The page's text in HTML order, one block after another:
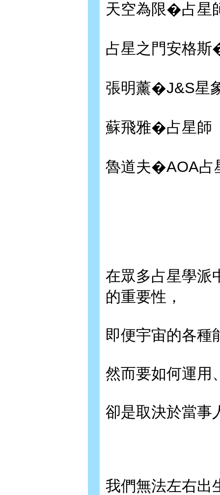
天空為限�占星
占星之門安格
張明薰�J&S星
蘇飛雅�占星師
魯道夫�AOA占
在眾多占星學派
的重要性，
即便宇宙的各種
然而要如何運用
卻是取決於當事
我們無法左右出